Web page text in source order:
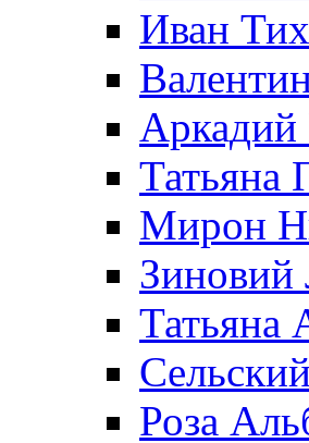
Иван
Татьяна
Мирон
Зиновий
Татьяна
Роза